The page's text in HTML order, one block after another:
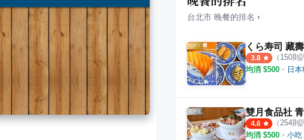
台北市 晚餐的排名 ›
くら寿司 藏
3.8 （ 150則
均消 $500 ・ 日
雙月食品社
4.6 （254則
均消 $500 ・ 小吃